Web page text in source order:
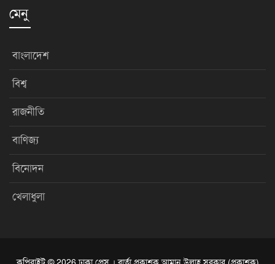
মেনু
বাংলাদেশ
বিশ্ব
রাজনীতি
বাণিজ্য
বিনোদন
খেলাধুলা